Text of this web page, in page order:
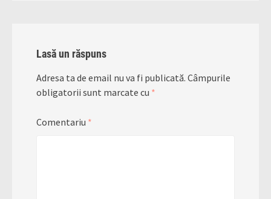
Lasă un răspuns
Adresa ta de email nu va fi publicată. Câmpurile
obligatorii sunt marcate cu *
Comentariu *